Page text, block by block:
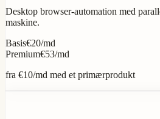
Desktop browser-automation med
maskine.
Basis€20/md
Premium€53/md
fra €10/md med et primærprodukt